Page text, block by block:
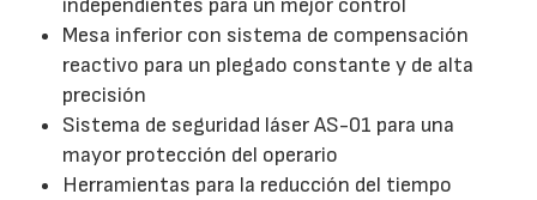
Mesa inferior con sistema de compensación
reactivo para un plegado constante y de alta
precisión
Sistema de seguridad láser AS-01 para una
mayor protección del operario
Herramientas para la reducción del tiempo